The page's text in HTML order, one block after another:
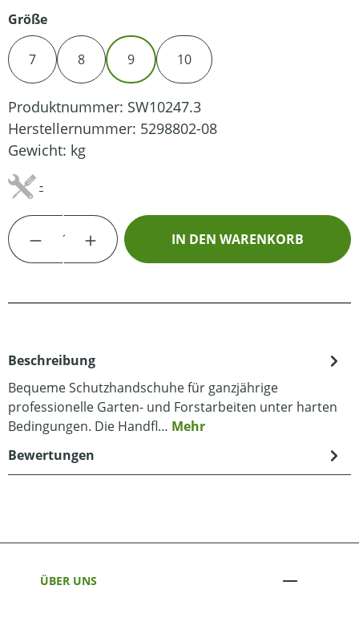
Größeauswählen
7 8 9 10
Produktnummer: SW10247.3
Herstellernummer: 5298802-08
Gewicht: kg
-
Produkt Anzahl: Gib den gewünschten
IN DEN WARENKORB
Beschreibung
Bequeme Schutzhandschuhe für ganzjährige
professionelle Garten- und Forstarbeiten unter harten
Bedingungen. Die Handfl… Mehr
Bewertungen
ÜBER UNS